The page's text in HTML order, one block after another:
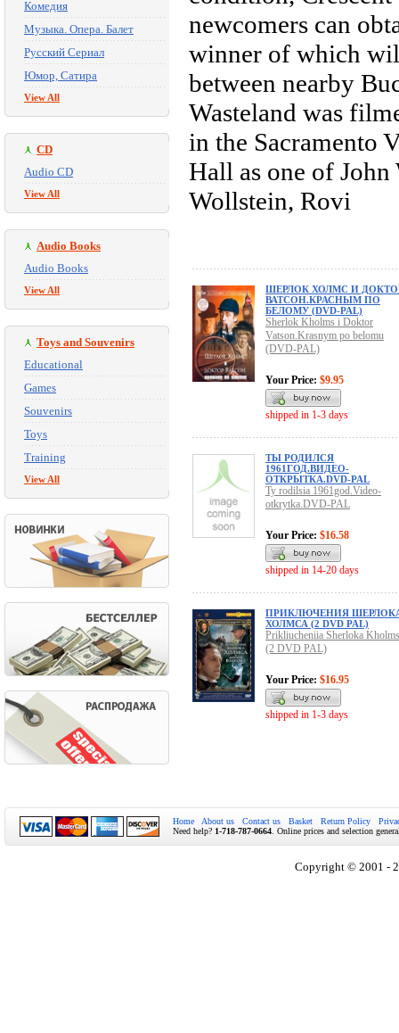
Комедия
Музыка. Опера. Балет
Русский Сериал
Юмор, Сатира
View All
CD
Audio CD
View All
Audio Books
Audio Books
View All
Toys and Souvenirs
Educational
Games
Souvenirs
Toys
Training
View All
newcomers can
winner of which
between nearby
Wasteland was
in the Sacramento
Hall as one of John
Wollstein, Rovi
ШЕРЛОК ХОЛМС И
ВАТСОН.КРАСНЫМ ПО
БЕЛОМУ (DVD-PAL)
Sherlok Kholms i Doktor
Vatson.Krasnym po belomu
(DVD-PAL)
Your Price: $9.95
shipped in 1-3 days
ТЫ РОДИЛСЯ
1961ГОД.ВИДЕО-
ОТКРЫТКА.DVD-PAL
Ty rodilsia 1961god.Video-
otkrytka.DVD-PAL
Your Price: $16.58
shipped in 14-20 days
ПРИКЛЮЧЕНИЯ
ХОЛМСА (2 DVD PAL)
Prikliucheniia Sherloka
(2 DVD PAL)
Your Price: $16.95
shipped in 1-3 days
Home About us Contact us Basket Return Policy
Need help? 1-718-787-0664 . Online prices and selection
Copyright © 2001 -